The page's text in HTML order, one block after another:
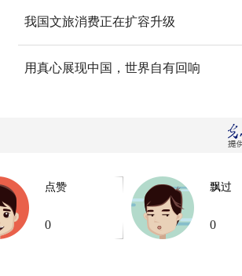
我国文旅消费正在扩容升级
用真心展现中国，世界自有回响
点赞
0
飘过
0